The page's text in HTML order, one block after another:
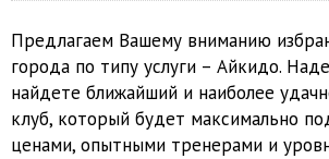
Предлагаем Вашему вниманию
города по типу услуги – Айкидо.
найдете ближайший и наиболее
клуб, который будет максимально
ценами, опытными тренерами и